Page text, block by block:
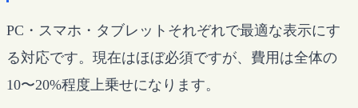
PC・スマホ・タブレットそれぞれで最適な表示にす
る対応です。現在はほぼ必須ですが、費用は全体の
10〜20%程度上乗せになります。